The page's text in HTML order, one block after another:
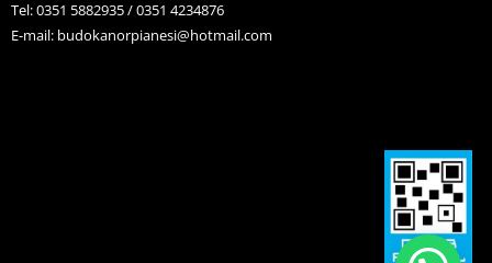
Tel: 0351 5882935 / 0351 4234876
E-mail: budokanorpianesi@hotmail.com